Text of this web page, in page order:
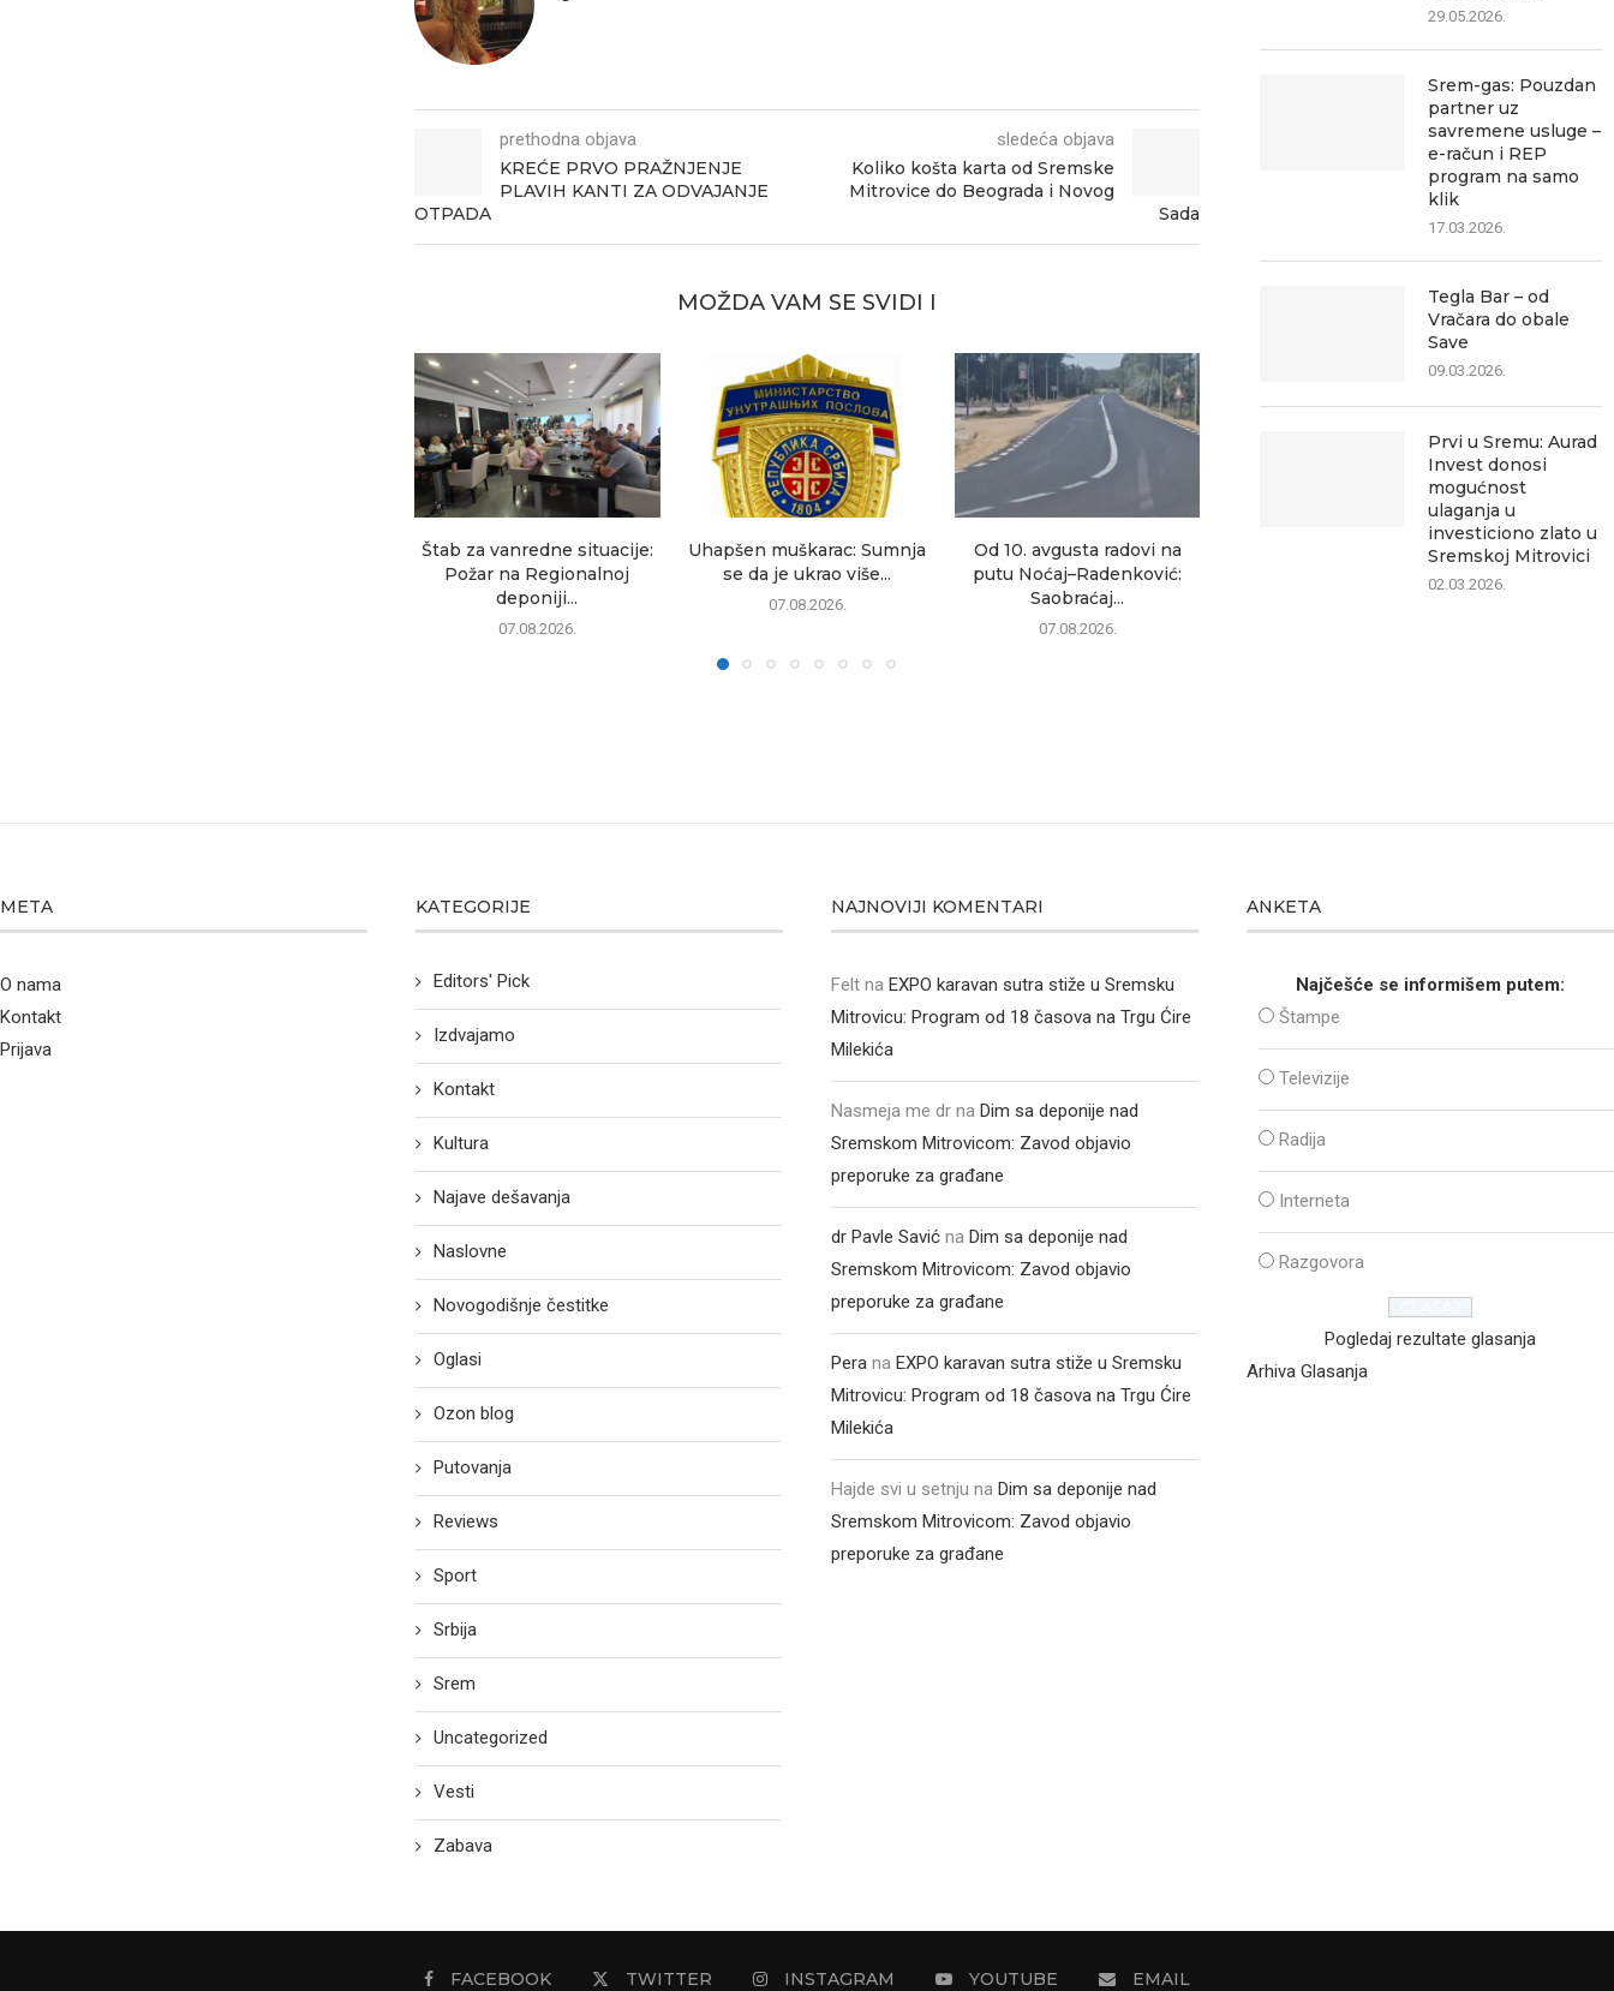
prethodna objava
KREĆE PRVO PRAŽNJENJE
PLAVIH KANTI ZA ODVAJANJE
OTPADA
sledeća objava
Koliko košta karta od Sremske
Mitrovice do Beograda i Novog
Sada
MOŽDA VAM SE SVIDI I
Štab za vanredne situacije:
Požar na Regionalnoj
deponiji...
07.08.2026.
Uhapšen muškarac: Sumnja
se da je ukrao više...
07.08.2026.
Od 10. avgusta radovi na
putu Noćaj–Radenković:
Saobraćaj...
07.08.2026.
Ozon ubedljivo najčitaniji
lokalni portal, pokazuje
Žene u
29.05.2026.
Srem-gas: Pouzdan
partner uz
savremene usluge –
e-račun i REP
program na samo
klik
17.03.2026.
Tegla Bar – od
Vračara do obale
Save
09.03.2026.
Prvi u Sremu: Aurad
Invest donosi
mogućnost
ulaganja u
investiciono zlato u
Sremskoj Mitrovici
02.03.2026.
META
O nama
Kontakt
Prijava
KATEGORIJE
Editors' Pick
Izdvajamo
Kontakt
Kultura
Najave dešavanja
Naslovne
Novogodišnje čestitke
Oglasi
Ozon blog
Putovanja
Reviews
Sport
Srbija
Srem
Uncategorized
Vesti
Zabava
NAJNOVIJI KOMENTARI
Felt na EXPO karavan sutra stiže u Sremsku
Mitrovicu: Program od 18 časova na Trgu Ćire
Milekića
Nasmeja me dr na Dim sa deponije nad
Sremskom Mitrovicom: Zavod objavio
preporuke za građane
dr Pavle Savić na Dim sa deponije nad
Sremskom Mitrovicom: Zavod objavio
preporuke za građane
Pera na EXPO karavan sutra stiže u Sremsku
Mitrovicu: Program od 18 časova na Trgu Ćire
Milekića
Hajde svi u setnju na Dim sa deponije nad
Sremskom Mitrovicom: Zavod objavio
preporuke za građane
ANKETA
Najčešće se informišem putem:
Štampe
Televizije
Radija
Interneta
Razgovora
Pogledaj rezultate glasanja
Arhiva Glasanja
FACEBOOK TWITTER INSTAGRAM YOUTUBE EMAIL